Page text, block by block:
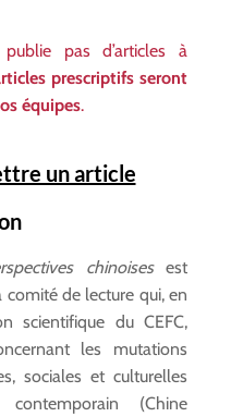
pas d’articles à
prescriptifs seront
équipes.
un article
chinoises est
comité de lecture qui, en
scientifique du CEFC,
les mutations
sociales et culturelles
(Chine